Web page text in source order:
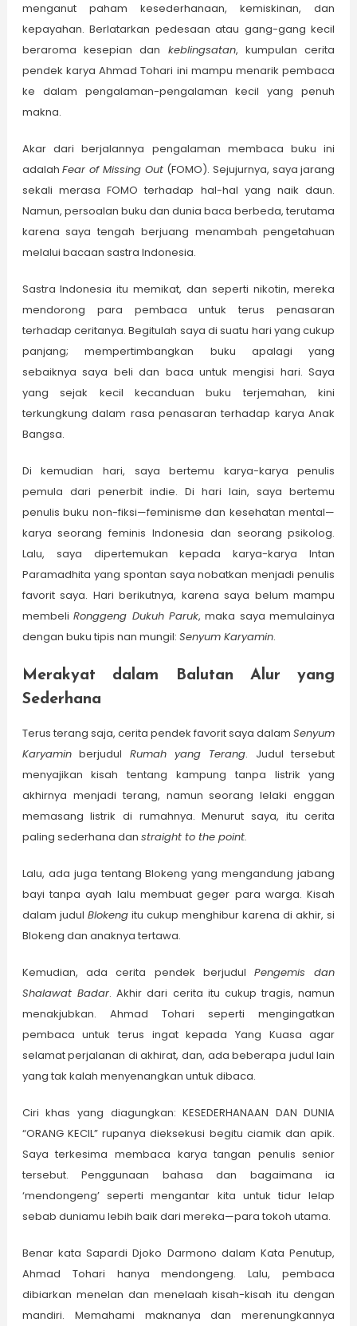
menganut paham kesederhanaan, kemiskinan, dan
kepayahan. Berlatarkan pedesaan atau gang-gang kecil
beraroma kesepian dan keblingsatan, kumpulan cerita
pendek karya Ahmad Tohari ini mampu menarik pembaca
ke dalam pengalaman-pengalaman kecil yang penuh
makna.
Akar dari berjalannya pengalaman membaca buku ini
adalahFear of Missing Out (FOMO). Sejujurnya, saya jarang
sekali merasa FOMO terhadap hal-hal yang naik daun.
Namun, persoalan buku dan dunia baca berbeda, terutama
karena saya tengah berjuang menambah pengetahuan
melalui bacaan sastra Indonesia.
Sastra Indonesia itu memikat, dan seperti nikotin, mereka
mendorong para pembaca untuk terus penasaran
terhadap ceritanya. Begitulah saya di suatu hari yang cukup
panjang; mempertimbangkan buku apalagi yang
sebaiknya saya beli dan baca untuk mengisi hari. Saya
yang sejak kecil kecanduan buku terjemahan, kini
terkungkung dalam rasa penasaran terhadap karya Anak
Bangsa.
Di kemudian hari, saya bertemu karya-karya penulis
pemula dari penerbit indie. Di hari lain, saya bertemu
penulis buku non-fiksi—feminisme dan kesehatan mental—
karya seorang feminis Indonesia dan seorang psikolog.
Lalu, saya dipertemukan kepada karya-karya Intan
Paramadhita yang spontan saya nobatkan menjadi penulis
favorit saya. Hari berikutnya, karena saya belum mampu
membeliRonggeng Dukuh Paruk, maka saya memulainya
dengan buku tipis nan mungil: Senyum Karyamin.
Merakyat dalam Balutan Alur yang
Sederhana
Terus terang saja, cerita pendek favorit saya dalamSenyum
Karyaminberjudul Rumah yang Terang. Judul tersebut
menyajikan kisah tentang kampung tanpa listrik yang
akhirnya menjadi terang, namun seorang lelaki enggan
memasang listrik di rumahnya. Menurut saya, itu cerita
paling sederhana dan straight to the point.
Lalu, ada juga tentang Blokeng yang mengandung jabang
bayi tanpa ayah lalu membuat geger para warga. Kisah
dalam judul Blokengitu cukup menghibur karena di akhir, si
Blokeng dan anaknya tertawa.
Kemudian, ada cerita pendek berjudulPengemis dan
Shalawat Badar. Akhir dari cerita itu cukup tragis, namun
menakjubkan. Ahmad Tohari seperti mengingatkan
pembaca untuk terus ingat kepada Yang Kuasa agar
selamat perjalanan di akhirat, dan, ada beberapa judul lain
yang tak kalah menyenangkan untuk dibaca.
Ciri khas yang diagungkan: KESEDERHANAAN DAN DUNIA
“ORANG KECIL” rupanya dieksekusi begitu ciamik dan apik.
Saya terkesima membaca karya tangan penulis senior
tersebut. Penggunaan bahasa dan bagaimana ia
‘mendongeng’ seperti mengantar kita untuk tidur lelap
sebab duniamu lebih baik dari mereka—para tokoh utama.
Benar kata Sapardi Djoko Darmono dalam Kata Penutup,
Ahmad Tohari hanya mendongeng. Lalu, pembaca
dibiarkan menelan dan menelaah kisah-kisah itu dengan
mandiri. Memahami maknanya dan merenungkannya